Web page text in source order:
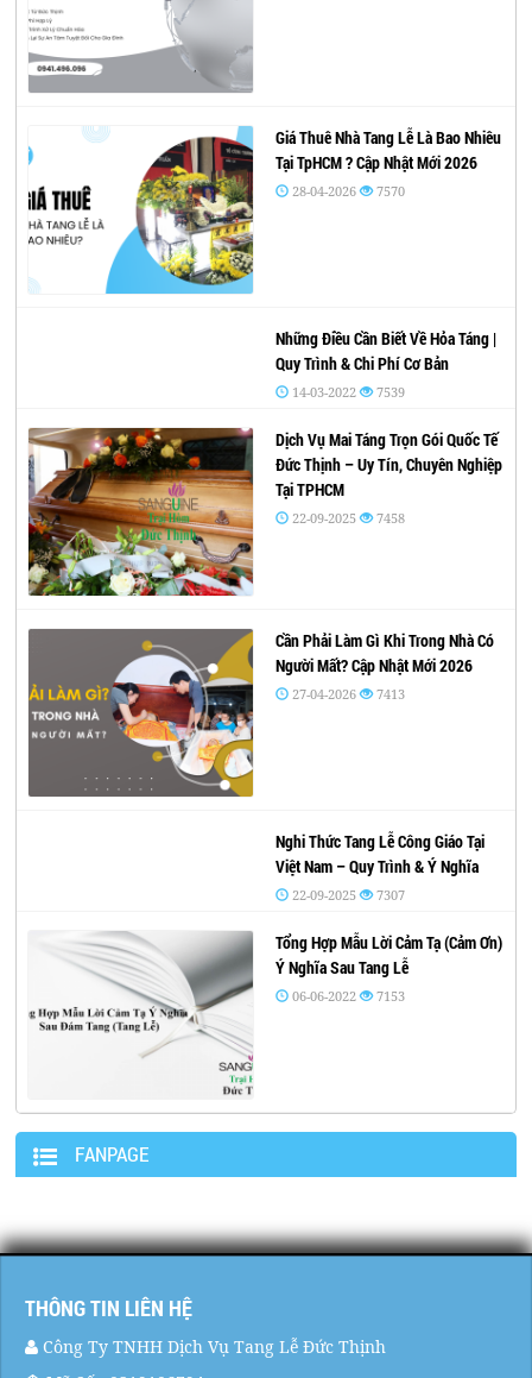
Giá Thuê Nhà Tang Lễ Là Bao Nhiêu
Tại TpHCM ? Cập Nhật Mới 2026
28-04-2026 7570
Những Điều Cần Biết Về Hỏa Táng |
Quy Trình & Chi Phí Cơ Bản
14-03-2022 7539
Dịch Vụ Mai Táng Trọn Gói Quốc Tế
Đức Thịnh – Uy Tín, Chuyên Nghiệp
Tại TPHCM
22-09-2025 7458
Cần Phải Làm Gì Khi Trong Nhà Có
Người Mất? Cập Nhật Mới 2026
27-04-2026 7413
Nghi Thức Tang Lễ Công Giáo Tại
Việt Nam – Quy Trình & Ý Nghĩa
22-09-2025 7307
Tổng Hợp Mẫu Lời Cảm Tạ (Cảm Ơn)
Ý Nghĩa Sau Tang Lễ
06-06-2022 7153
FANPAGE
THÔNG TIN LIÊN HỆ
Công Ty TNHH Dịch Vụ Tang Lễ Đức Thịnh